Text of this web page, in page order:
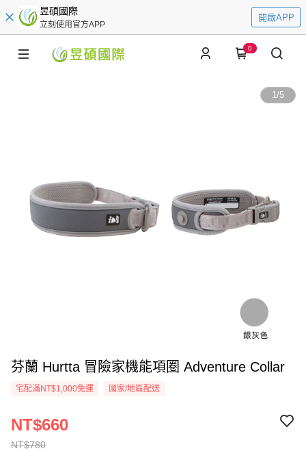
昱碩國際
立刻使用官方APP
開啟APP
0
1/5
芬蘭 Hurtta 冒險家機能項圈 Adventure Collar
宅配滿NT$1,000免運 國家/地區配送
NT$780
NT$660